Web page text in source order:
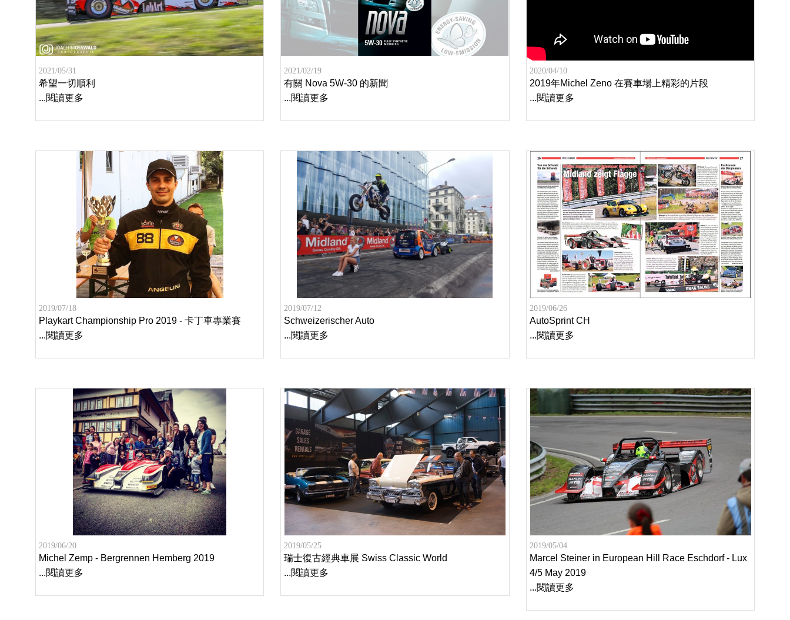
2021/05/31
希望一切順利
...閱讀更多
2021/02/19
有關 Nova 5W-30 的新聞
...閱讀更多
2020/04/10
2019年Michel Zeno 在賽車場上精彩的片段
...閱讀更多
2019/07/18
Playkart Championship Pro 2019 - 卡丁車專業賽
...閱讀更多
2019/07/12
Schweizerischer Auto
...閱讀更多
2019/06/26
AutoSprint CH
...閱讀更多
2019/06/20
Michel Zemp - Bergrennen Hemberg 2019
...閱讀更多
2019/05/25
瑞士復古經典車展 Swiss Classic World
...閱讀更多
2019/05/04
Marcel Steiner in European Hill Race Eschdorf - Lux
4/5 May 2019
...閱讀更多